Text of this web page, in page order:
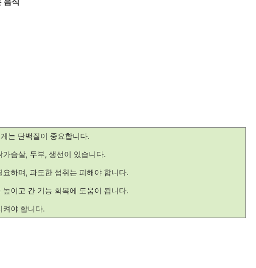
는 단백질이 중요합니다.
슴살, 두부, 생선이 있습니다.
하며, 과도한 섭취는 피해야 합니다.
이고 간 기능 회복에 도움이 됩니다.
켜야 합니다.